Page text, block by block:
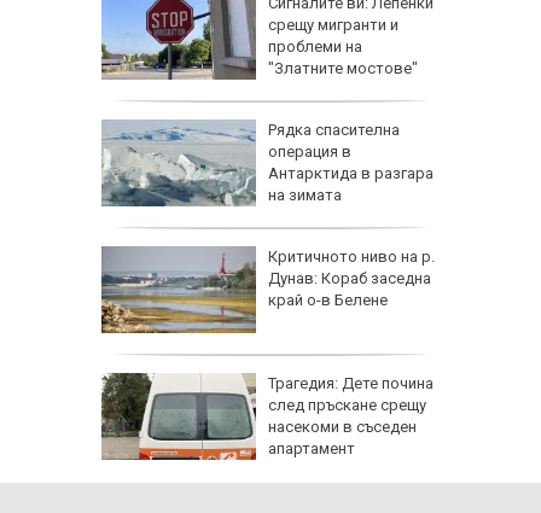
срещу мигранти и
проблеми на
"Златните мостове"
Рядка спасителна
операция в
Антарктида в разгара
на зимата
Критичното ниво на р.
Дунав: Кораб заседна
край о-в Белене
Трагедия: Дете почина
след пръскане срещу
насекоми в съседен
апартамент